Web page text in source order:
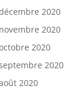
2020
novembre 2020
2020
2020
2020